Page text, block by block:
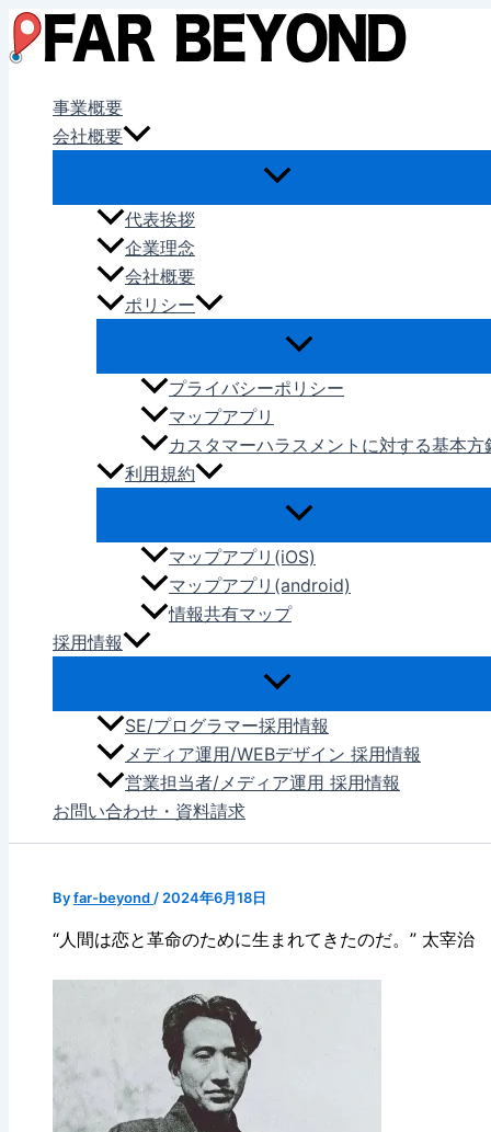
内
容
事業概要
会社概要
代表挨拶
企業理念
会社概要
ポリシー
プライバシーポリシー
マップアプリ
カスタマーハラスメントに対する基本方
利用規約
マップアプリ(iOS)
マップアプリ(android)
情報共有マップ
採用情報
SE/プログラマー採用情報
メディア運用/WEBデザイン 採用情報
営業担当者/メディア運用 採用情報
お問い合わせ・資料請求
Byfar-beyond / 2024年6月18日
“人間は恋と革命のために生まれてきたのだ。” 太宰治